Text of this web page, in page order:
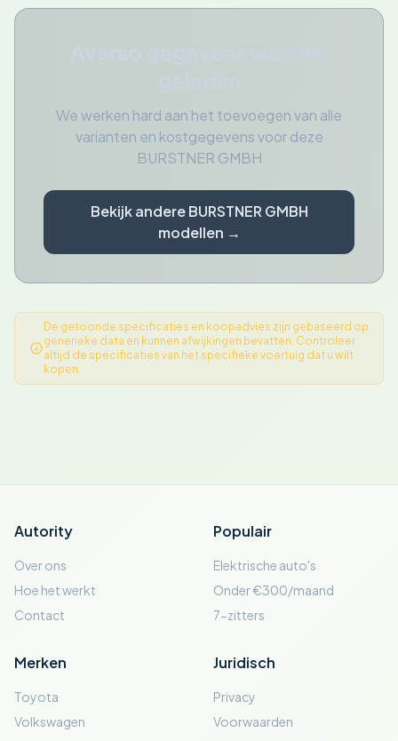
We werken hard aan het toevoegen van alle
varianten en kostgegevens voor deze
BURSTNER GMBH
Bekijk andere BURSTNER GMBH
modellen →
De getoonde specificaties en koopadvies zijn gebaseerd op
generieke data en kunnen afwijkingen bevatten. Controleer
altijd de specificaties van het specifieke voertuig dat u wilt
kopen.
Autority
Over ons
Hoe het werkt
Contact
Populair
Elektrische auto's
Onder €300/maand
7-zitters
Merken
Toyota
Volkswagen
Juridisch
Privacy
Voorwaarden